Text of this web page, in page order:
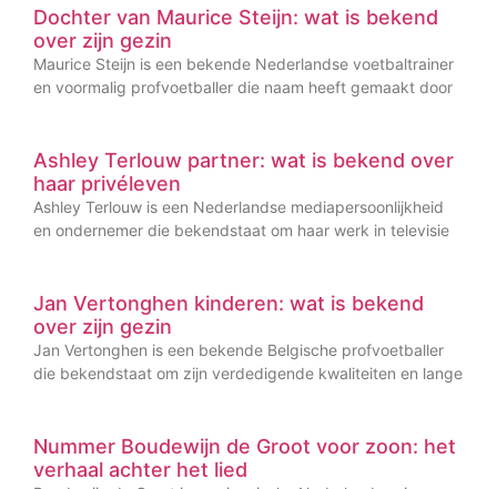
Dochter van Maurice Steijn: wat is bekend
over zijn gezin
Maurice Steijn is een bekende Nederlandse voetbaltrainer
en voormalig profvoetballer die naam heeft gemaakt door
Ashley Terlouw partner: wat is bekend over
haar privéleven
Ashley Terlouw is een Nederlandse mediapersoonlijkheid
en ondernemer die bekendstaat om haar werk in televisie
Jan Vertonghen kinderen: wat is bekend
over zijn gezin
Jan Vertonghen is een bekende Belgische profvoetballer
die bekendstaat om zijn verdedigende kwaliteiten en lange
Nummer Boudewijn de Groot voor zoon: het
verhaal achter het lied